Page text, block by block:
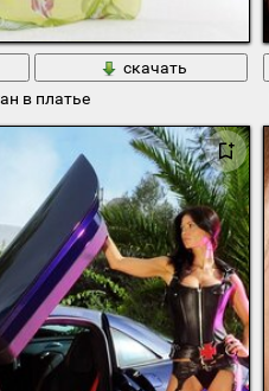
скачать
в платье